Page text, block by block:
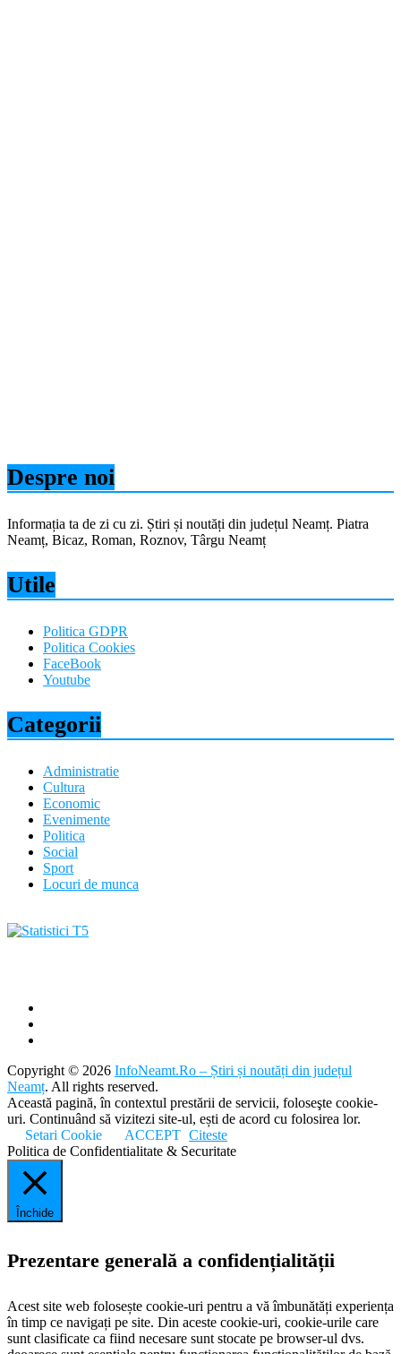
Despre noi
Informația ta de zi cu zi. Știri și noutăți din județul Neamț. Piatra
Neamț, Bicaz, Roman, Roznov, Târgu Neamț
Utile
Politica GDPR
Politica Cookies
FaceBook
Youtube
Categorii
Administratie
Cultura
Economic
Evenimente
Politica
Social
Sport
Locuri de munca
Copyright © 2026 InfoNeamt.Ro – Știri și noutăți din județul
Neamț. All rights reserved.
Această pagină, în contextul prestării de servicii, foloseşte cookie-
uri. Continuând să vizitezi site-ul, ești de acord cu folosirea lor.
Setari Cookie
ACCEPT Citeste
Politica de Confidentialitate & Securitate
Închide
Prezentare generală a confidențialității
Acest site web folosește cookie-uri pentru a vă îmbunătăți experiența
în timp ce navigați pe site. Din aceste cookie-uri, cookie-urile care
sunt clasificate ca fiind necesare sunt stocate pe browser-ul dvs.